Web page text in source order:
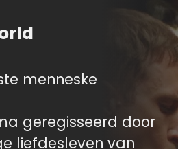
menneske
geregisseerd door
liefdesleven van